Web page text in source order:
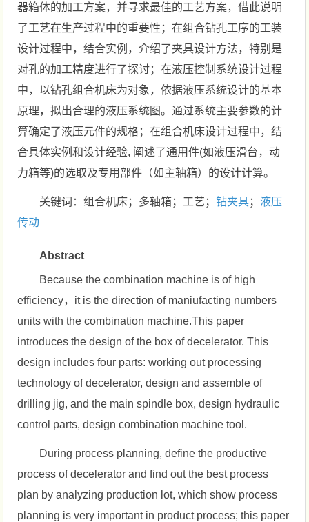
器箱体的加工方案，并寻求最佳的工艺方案，借此说明
了工艺在生产过程中的重要性；在组合钻孔工序的工装
设计过程中，结合实例，介绍了夹具设计方法，特别是
对孔的加工精度进行了探讨；在液压控制系统设计过程
中，以钻孔组合机床为对象，依据液压系统设计的基本
原理，拟出合理的液压系统图。通过系统主要参数的计
算确定了液压元件的规格；在组合机床设计过程中，结
合具体实例和设计经验, 阐述了通用件(如液压滑台，动
力箱等)的选取及专用部件（如主轴箱）的设计计算。
关键词：组合机床；多轴箱；工艺；钻夹具； 液压
传动
Abstract
Because the combination machine is of high
efficiency，it is the direction of maniufacting numbers
units with the combination machine.This paper
introduces the design of the box of decelerator. This
design includes four parts: working out processing
technology of decelerator, design and assemble of
drilling jig, and the main spindle box, design hydraulic
control parts, design combination machine tool.
During process planning, define the productive
process of decelerator and find out the best process
plan by analyzing production lot, which show process
planning is very important in product process; this paper